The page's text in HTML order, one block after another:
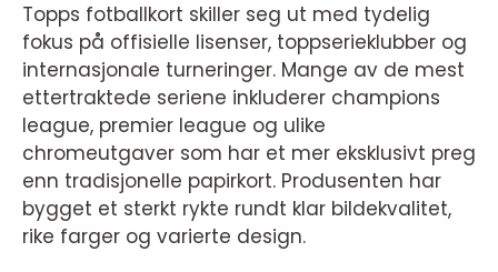
Topps fotballkort skiller seg ut med tydelig
fokus på offisielle lisenser, toppserieklubber og
internasjonale turneringer. Mange av de mest
ettertraktede seriene inkluderer champions
league, premier league og ulike
chromeutgaver som har et mer eksklusivt preg
enn tradisjonelle papirkort. Produsenten har
bygget et sterkt rykte rundt klar bildekvalitet,
rike farger og varierte design.